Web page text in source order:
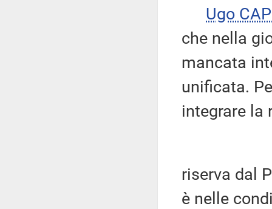
Ugo
che nella
mancata
unificata.
integrare la
riserva dal
è nelle